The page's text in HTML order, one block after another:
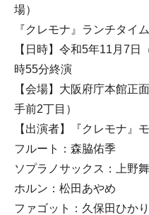
場）
『クレモナ』ランチタイ
【日時】令和5年11月7
時55分終演
【会場】大阪府庁本館正
手前2丁目）
【出演者】『クレモナ』
フルート：森脇佑季
ソプラノサックス：上野
ホルン：松田あやめ
ファゴット：久保田ひかり